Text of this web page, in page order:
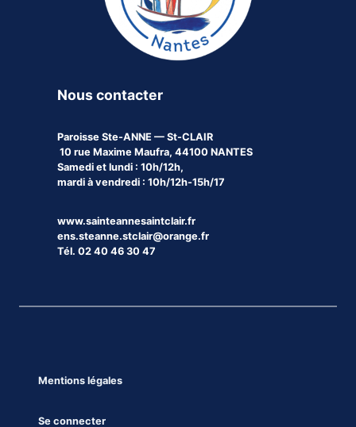
Nous contacter
Paroisse Ste-ANNE — St-CLAIR
10 rue Maxime Maufra, 44100 NANTES
Samedi et lundi : 10h/12h,
mardi à vendredi : 10h/12h-15h/17
www.sainteannesaintclair.fr
ens.steanne.stclair@orange.fr
Tél. 02 40 46 30 47
Mentions légales
Se connecter